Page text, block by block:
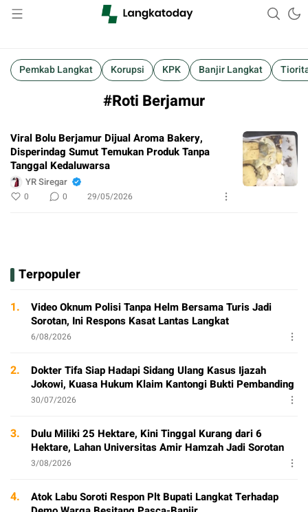
Langkatoday.com
Suara Lokal, Informasi Global
Pemkab Langkat Korupsi KPK Banjir Langkat
#Roti Berjamur
Viral Bolu Berjamur Dijual Aroma Bakery,
Disperindag Sumut Temukan Produk Tanpa
Tanggal Kedaluwarsa
YR Siregar
0 0 29/05/2026
Terpopuler
1.
Video Oknum Polisi Tanpa Helm Bersama Turis Jadi
Sorotan, Ini Respons Kasat Lantas Langkat
6/08/2026
2.
Dokter Tifa Siap Hadapi Sidang Ulang Kasus Ijazah
Jokowi, Kuasa Hukum Klaim Kantongi Bukti Pembanding
30/07/2026
3.
Dulu Miliki 25 Hektare, Kini Tinggal Kurang dari 6
Hektare, Lahan Universitas Amir Hamzah Jadi Sorotan
3/08/2026
4.
Atok Labu Soroti Respon Plt Bupati Langkat Terhadap